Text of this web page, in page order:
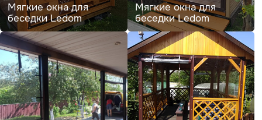
Мягкие окна для
беседки Ledom
Мягкие окна для
беседки Ledom